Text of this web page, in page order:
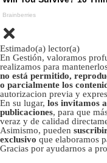
Estimado(a) lector(a)
En Gestión, valoramos
realizamos para
no está permitido,
o parcialmente los
autorizacion previa y
En su lugar, los invitamos
publicaciones, para que
veraz y de calidad
Asimismo, pueden
exclusivo que elaboramos
Gracias por ayudarnos a